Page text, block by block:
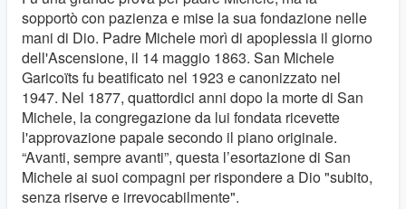
sopportò con pazienza e mise la sua fondazione nelle
mani di Dio. Padre Michele morì di apoplessia il giorno
dell'Ascensione, il 14 maggio 1863. San Michele
Garicoïts fu beatificato nel 1923 e canonizzato nel
1947. Nel 1877, quattordici anni dopo la morte di San
Michele, la congregazione da lui fondata ricevette
l'approvazione papale secondo il piano originale.
“Avanti, sempre avanti”, questa l’esortazione di San
Michele ai suoi compagni per rispondere a Dio "subito,
senza riserve e irrevocabilmente".